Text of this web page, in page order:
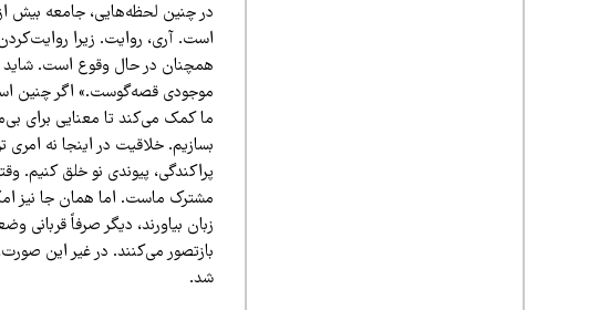
در چنین لحظه‌هایی، جامعه بیش از
است. آری، روایت. زیرا
همچنان در حال وقوع است. شاید
موجودی قصه‌گوست.» اگر چنین
ما کمک می‌کند تا معنایی برای
بسازیم. خلاقیت در اینجا نه امری
پراکندگی، پیوندی نو خلق کنیم.
مشترک ماست. اما همان جا نیز
زبان بیاورند، دیگر صرفاً قربانی
بازتصور می‌کنند. در غیر این
شد.